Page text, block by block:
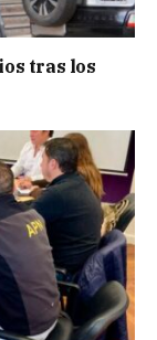
tras los